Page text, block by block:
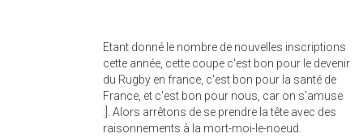
Etant donné le nombre de nouvelles inscriptions
cette année, cette coupe c'est bon pour le devenir
du Rugby en france, c'est bon pour la santé de
France, et c'est bon pour nous, car on s'amuse
:]. Alors arrêtons de se prendre la tête avec des
raisonnements à la mort-moi-le-noeud.